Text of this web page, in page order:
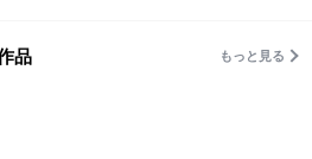
品 もっと見る